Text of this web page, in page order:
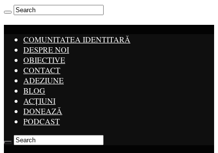
COMUNITATEA IDENTITARĂ
DESPRE NOI
OBIECTIVE
CONTACT
ADEZIUNE
BLOG
ACȚIUNI
DONEAZĂ
PODCAST